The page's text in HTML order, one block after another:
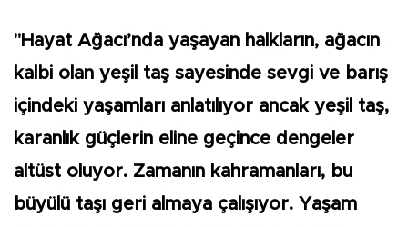
"Hayat Ağacı’nda yaşayan halkların, ağacın
kalbi olan yeşil taş sayesinde sevgi ve barış
içindeki yaşamları anlatılıyor ancak yeşil taş,
karanlık güçlerin eline geçince dengeler
altüst oluyor. Zamanın kahramanları, bu
büyülü taşı geri almaya çalışıyor. Yaşam